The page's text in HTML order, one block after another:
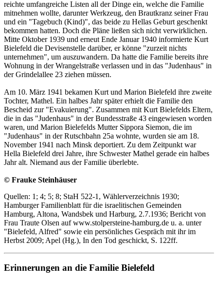
reichte umfangreiche Listen all der Dinge ein, welche die Familie
mitnehmen wollte, darunter Werkzeug, den Brautkranz seiner Frau
und ein "Tagebuch (Kind)", das bei­de zu Hellas Geburt geschenkt
be­kom­men hat­ten. Doch die Pläne ließen sich nicht ver­­­wirklichen.
Mitte Oktober 1939 und er­neut Ende Januar 1940 in­formierte Kurt
Bielefeld die Devisen­stelle darüber, er kön­ne "zurzeit nichts
unternehmen", um auszuwandern. Da hatte die Familie bereits ihre
Wohnung in der Wrangelstraße verlassen und in das "Juden­haus" in
der Grin­del­allee 23 ziehen müssen.
Am 10. März 1941 bekamen Kurt und Marion Bielefeld ihre zweite
Tochter, Mathel. Ein halbes Jahr später erhielt die Familie den
Bescheid zur "Evakuierung". Zusammen mit Kurt Bie­le­­felds Eltern,
die in das "Judenhaus" in der Bundesstraße 43 eingewiesen worden
waren, und Marion Bielefelds Mutter Sippora Siemon, die im
"Judenhaus" in der Rutsch­bahn 25a wohn­te, wurden sie am 18.
November 1941 nach Minsk de­por­tiert. Zu dem Zeit­punkt war
Hella Biele­feld drei Jahre, ihre Schwester Ma­thel gerade ein halbes
Jahr alt. Nie­mand aus der Fa­milie überlebte.
© Frauke Steinhäuser
Quellen: 1; 4; 5; 8; StaH 522-1, Wählerverzeichnis 1930;
Hamburger Familienblatt für die israelitischen Gemeinden
Hamburg, Altona, Wandsbek und Harburg, 2.7.1936; Bericht von
Frau Traute Olsen auf www.stolpersteine-hamburg.de u. a. unter
"Bielefeld, Alfred" sowie ein persönliches Gespräch mit ihr im
Herbst 2009; Apel (Hg.), In den Tod geschickt, S. 122ff.
Erinnerungen an die Familie Bielefeld